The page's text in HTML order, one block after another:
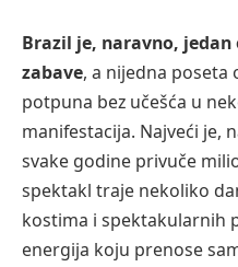
Brazil je, naravno,
zabave, a nijedna poseta
potpuna bez učešća u
manifestacija. Najveći je,
svake godine privuče
spektakl traje nekoliko
kostima i spektakularnih
energija koju prenose